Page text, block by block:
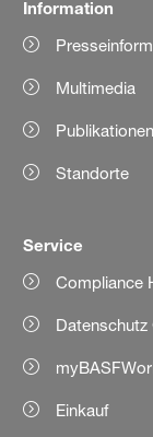
Information
Multimedia
Publikationen
Standorte
Service
Compliance
Datenschutz
Einkauf